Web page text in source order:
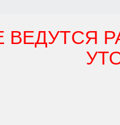
ВЕДУТСЯ